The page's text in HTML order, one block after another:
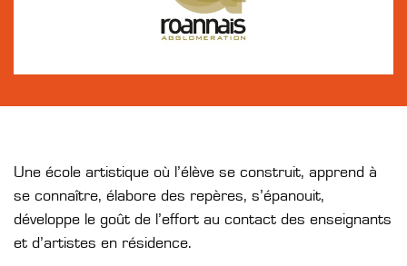
Une école artistique où l’élève se construit, apprend à
se connaître, élabore des repères, s’épanouit,
développe le goût de l’effort au contact des enseignants
et d’artistes en résidence.